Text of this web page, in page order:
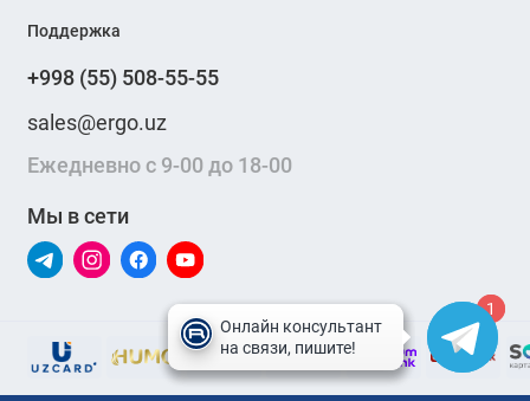
Поддержка
+998 (55) 508-55-55
sales@ergo.uz
Ежедневно с 9-00 до 18-00
Мы в сети
1
1